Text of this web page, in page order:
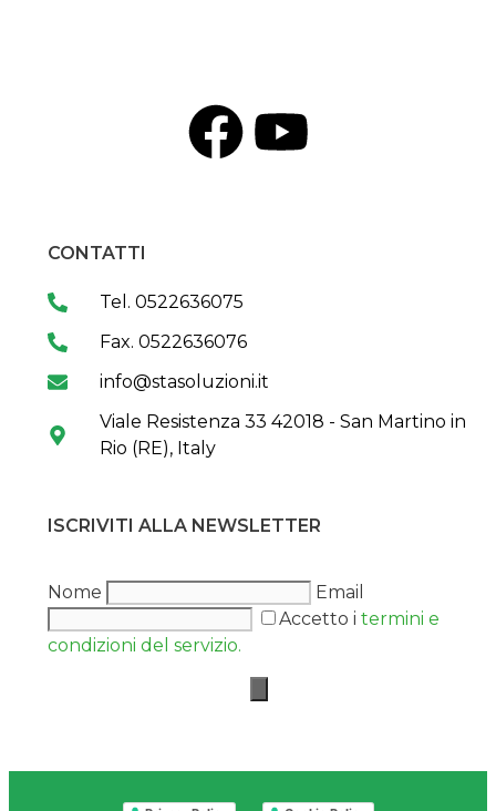
CONTATTI
Tel. 0522636075
Fax. 0522636076
info@stasoluzioni.it
Viale Resistenza 33 42018 - San Martino in
Rio (RE), Italy
ISCRIVITI ALLA NEWSLETTER
Nome
Email
Accetto i termini e
condizioni del servizio.